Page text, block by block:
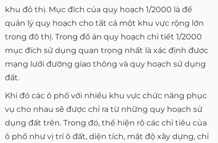
khu đô thị. Mục đích của quy hoạch 1/2000 là để
quản lý quy hoạch cho tất cả một khu vực rộng lớn
trong đô thị. Trong đồ án quy hoạch chi tiết 1/2000
mục đích sử dụng quan trọng nhất là xác định được
mạng lưới đường giao thông và quy hoạch sử dụng
đất.
Khi đó các ô phố với nhiều khu vực chức năng phục
vụ cho nhau sẽ được chỉ ra từ những quy hoạch sử
dụng đất trên. Trong đó, thể hiện rõ các chỉ tiêu của
ô phố như vị trí ô đất, diện tích, mật độ xây dựng, chỉ